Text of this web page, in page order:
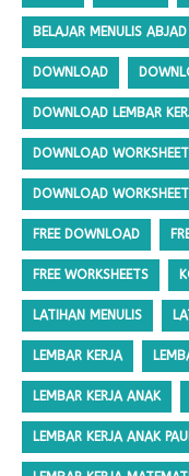
BELAJAR MENULIS ABJAD
DOWNLOAD
DOWNLOAD LEMBAR
DOWNLOAD
DOWNLOAD
FREE DOWNLOAD
FREE WORKSHEETS
LATIHAN MENULIS
LEMBAR KERJA
LEMBAR KERJA ANAK
LEMBAR KERJA ANAK